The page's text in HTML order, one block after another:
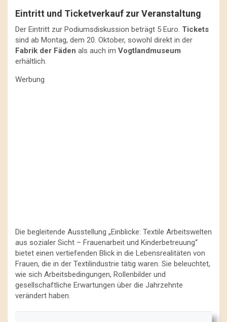
Eintritt und Ticketverkauf zur Veranstaltung
Der Eintritt zur Podiumsdiskussion beträgt 5 Euro. Tickets
sind ab Montag, dem 20. Oktober, sowohl direkt in der
Fabrik der Fäden als auch im Vogtlandmuseum
erhältlich.
Werbung
Die begleitende Ausstellung „Einblicke: Textile Arbeitswelten
aus sozialer Sicht – Frauenarbeit und Kinderbetreuung“
bietet einen vertiefenden Blick in die Lebensrealitäten von
Frauen, die in der Textilindustrie tätig waren. Sie beleuchtet,
wie sich Arbeitsbedingungen, Rollenbilder und
gesellschaftliche Erwartungen über die Jahrzehnte
verändert haben.